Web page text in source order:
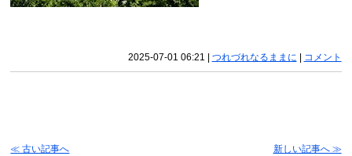
2025-07-01 06:21 つれづれなるままに コメント
≪ 古い記事へ 新しい記事へ ≫